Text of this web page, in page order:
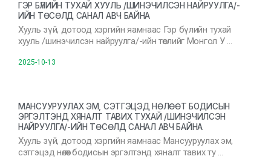
ГЭР БҮЛИЙН ТУХАЙ ХУУЛЬ /ШИНЭЧИЛСЭН НАЙРУУЛГА/-
ИЙН ТӨСӨЛД САНАЛ АВЧ БАЙНА
Хууль зүй, дотоод хэргийн яамнаас Гэр бүлийн тухай
хууль /шинэчилсэн найруулга/-ийн төслийг Монгол У …
2025-10-13
МАНСУУРУУЛАХ ЭМ, СЭТГЭЦЭД НӨЛӨӨТ БОДИСЫН
ЭРГЭЛТЭНД ХЯНАЛТ ТАВИХ ТУХАЙ /ШИНЭЧИЛСЭН
НАЙРУУЛГА/-ИЙН ТӨСӨЛД САНАЛ АВЧ БАЙНА
Хууль зүй, дотоод хэргийн яамнаас Мансууруулах эм,
сэтгэцэд нөлөөт бодисын эргэлтэнд хяналт тавих ту …